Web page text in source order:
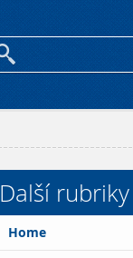
Další rubriky
Home